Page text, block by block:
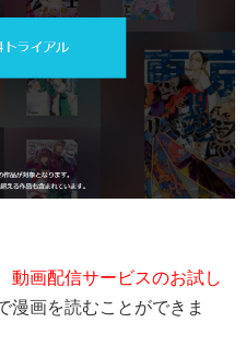
動画配信サービスのお試し
漫画を読むことができま